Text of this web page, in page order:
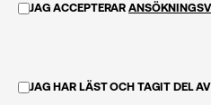
JAG ACCEPTERAR
JAG HAR LÄST OCH TAGIT DEL